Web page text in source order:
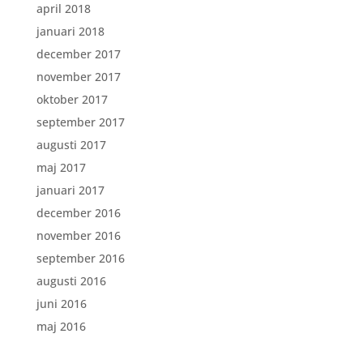
april 2018
januari 2018
december 2017
november 2017
oktober 2017
september 2017
augusti 2017
maj 2017
januari 2017
december 2016
november 2016
september 2016
augusti 2016
juni 2016
maj 2016